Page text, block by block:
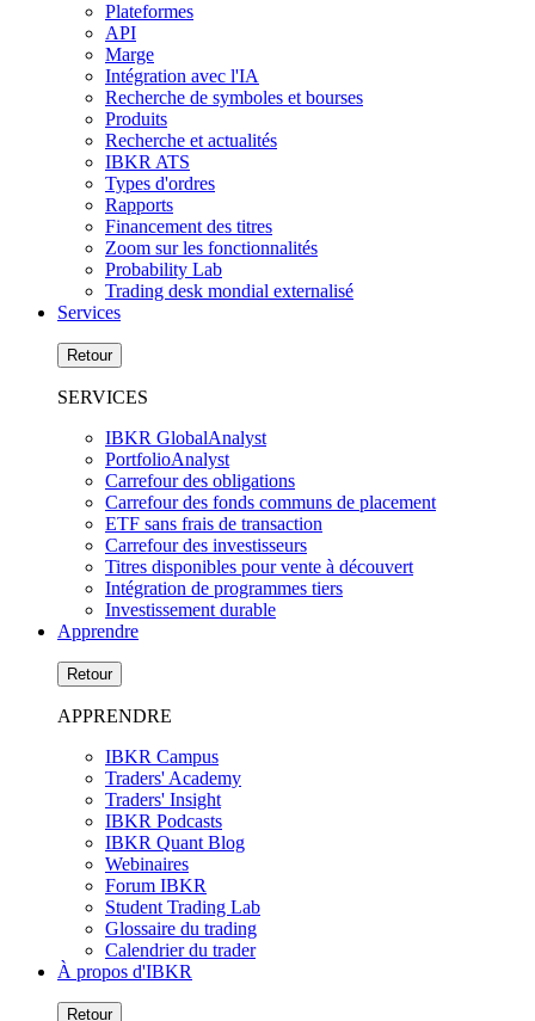
Plateformes
API
Marge
Intégration avec l'IA
Recherche de symboles et bourses
Produits
Recherche et actualités
IBKR ATS
Types d'ordres
Rapports
Financement des titres
Zoom sur les fonctionnalités
Probability Lab
Trading desk mondial externalisé
Services
Retour
SERVICES
IBKR GlobalAnalyst
PortfolioAnalyst
Carrefour des obligations
Carrefour des fonds communs de placement
ETF sans frais de transaction
Carrefour des investisseurs
Titres disponibles pour vente à découvert
Intégration de programmes tiers
Investissement durable
Apprendre
Retour
APPRENDRE
IBKR Campus
Traders' Academy
Traders' Insight
IBKR Podcasts
IBKR Quant Blog
Webinaires
Forum IBKR
Student Trading Lab
Glossaire du trading
Calendrier du trader
À propos d'IBKR
Retour